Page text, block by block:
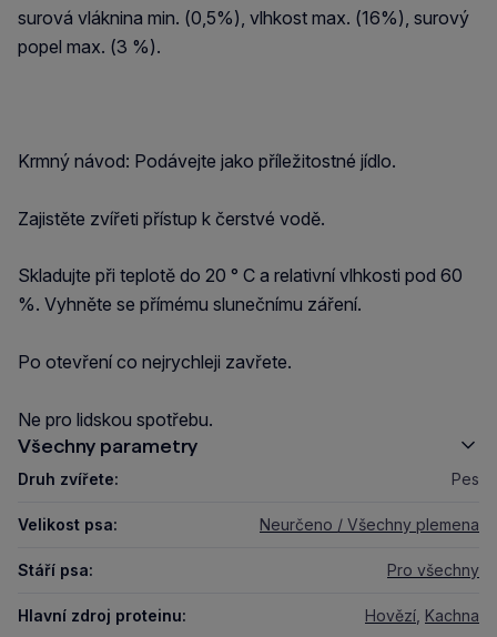
surová vláknina min. (0,5%), vlhkost max. (16%), surový
popel max. (3 %).
Krmný návod: Podávejte jako příležitostné jídlo.
Zajistěte zvířeti přístup k čerstvé vodě.
Skladujte při teplotě do 20 ° C a relativní vlhkosti pod 60
%. Vyhněte se přímému slunečnímu záření.
Po otevření co nejrychleji zavřete.
Ne pro lidskou spotřebu.
Všechny parametry
Druh zvířete: Pes
Velikost psa: Neurčeno / Všechny plemena
Stáří psa: Pro všechny
Hlavní zdroj proteinu: Hovězí Kachna